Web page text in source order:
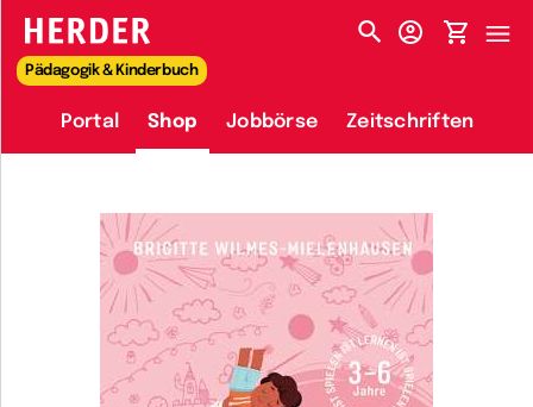
HERDER-MENÜ
Pädagogik & Kinderbuch
Portal Shop Jobbörse Zeitschriften